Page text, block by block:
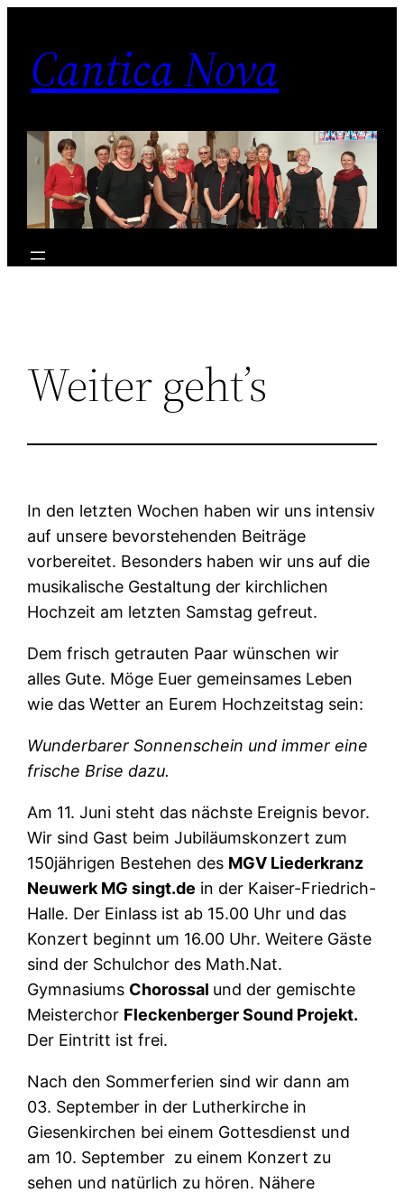
springen
Cantica Nova
Weiter geht’s
In den letzten Wochen haben wir uns intensiv
auf unsere bevorstehenden Beiträge
vorbereitet. Besonders haben wir uns auf die
musikalische Gestaltung der kirchlichen
Hochzeit am letzten Samstag gefreut.
Dem frisch getrauten Paar wünschen wir
alles Gute. Möge Euer gemeinsames Leben
wie das Wetter an Eurem Hochzeitstag sein:
Wunderbarer Sonnenschein und immer eine
frische Brise dazu.
Am 11. Juni steht das nächste Ereignis bevor.
Wir sind Gast beim Jubiläumskonzert zum
150jährigen Bestehen des MGV Liederkranz
Neuwerk MG singt.de in der Kaiser-Friedrich-
Halle. Der Einlass ist ab 15.00 Uhr und das
Konzert beginnt um 16.00 Uhr. Weitere Gäste
sind der Schulchor des Math.Nat.
Gymnasiums Chorossal und der gemischte
Meisterchor Fleckenberger Sound Projekt.
Der Eintritt ist frei.
Nach den Sommerferien sind wir dann am
03. September in der Lutherkirche in
Giesenkirchen bei einem Gottesdienst und
am 10. September zu einem Konzert zu
sehen und natürlich zu hören. Nähere